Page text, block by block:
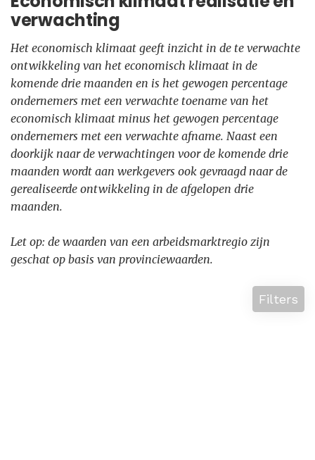
verwachting
Het economisch klimaat geeft inzicht in de te verwachte
ontwikkeling van het economisch klimaat in de
komende drie maanden en is het gewogen percentage
ondernemers met een verwachte toename van het
economisch klimaat minus het gewogen percentage
ondernemers met een verwachte afname. Naast een
doorkijk naar de verwachtingen voor de komende drie
maanden wordt aan werkgevers ook gevraagd naar de
gerealiseerde ontwikkeling in de afgelopen drie
maanden.
Let op: de waarden van een arbeidsmarktregio zijn
geschat op basis van provinciewaarden.
Filters